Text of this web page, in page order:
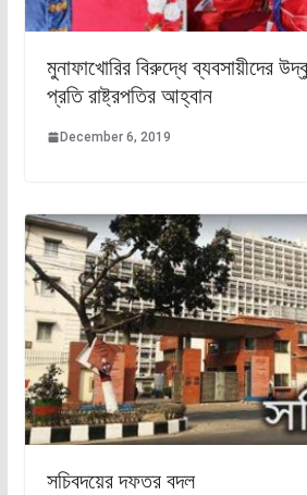
মুনাফাখোরির বিরুদ্ধে ব্যবসায়ীদের
প্রতি রাষ্ট্রপতির আহ্বান
December 6, 2019
সচিবদয়ের দফতর বদল